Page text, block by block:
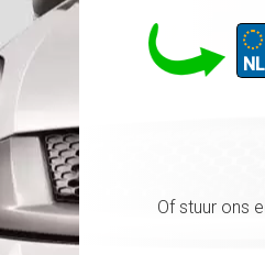
NL
Of stuur ons